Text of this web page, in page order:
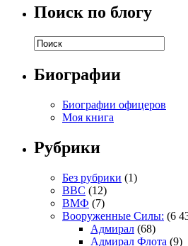
Поиск по блогу
Биографии
Биографии офицеров
Моя книга
Рубрики
Без рубрики (1)
ВВС (12)
ВМФ (7)
Вооруженные Силы: (6
Адмирал (68)
Адмирал Флота (9)